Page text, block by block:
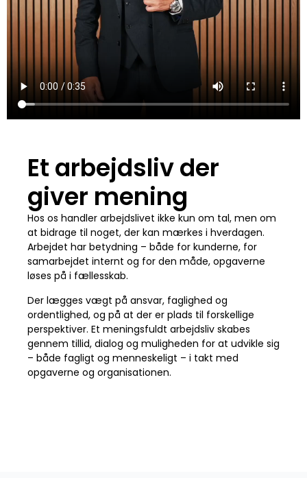
Et arbejdsliv der
giver mening
Hos os handler arbejdslivet ikke kun om tal, men om
at bidrage til noget, der kan mærkes i hverdagen.
Arbejdet har betydning – både for kunderne, for
samarbejdet internt og for den måde, opgaverne
løses på i fællesskab.
Der lægges vægt på ansvar, faglighed og
ordentlighed, og på at der er plads til forskellige
perspektiver. Et meningsfuldt arbejdsliv skabes
gennem tillid, dialog og muligheden for at udvikle sig
– både fagligt og menneskeligt – i takt med
opgaverne og organisationen.